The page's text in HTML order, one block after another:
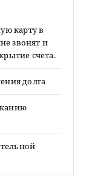
карту в
звонят и
счета.
долга